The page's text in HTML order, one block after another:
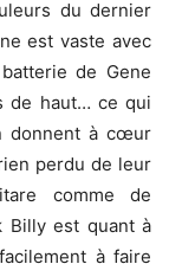
du dernier
est vaste avec
de Gene
de haut… ce qui
donnent à cœur
perdu de leur
comme de
Billy est quant à
à faire